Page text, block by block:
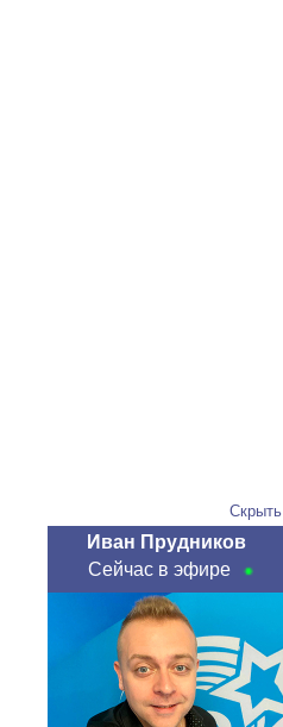
Скрыть
Иван Прудников
Сейчас в эфире